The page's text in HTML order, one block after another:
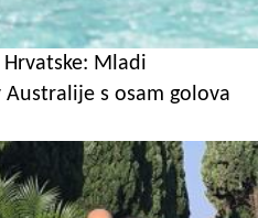
Mladi
s osam golova